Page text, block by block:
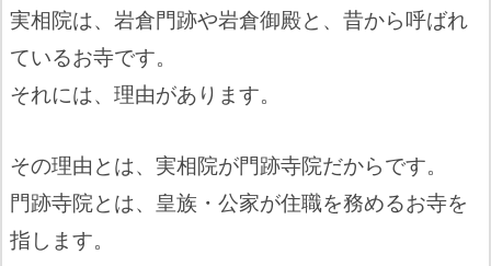
実相院は、岩倉門跡や岩倉御殿と、昔から呼ばれ
ているお寺です。
それには、理由があります。
その理由とは、実相院が門跡寺院だからです。
門跡寺院とは、皇族・公家が住職を務めるお寺を
指します。